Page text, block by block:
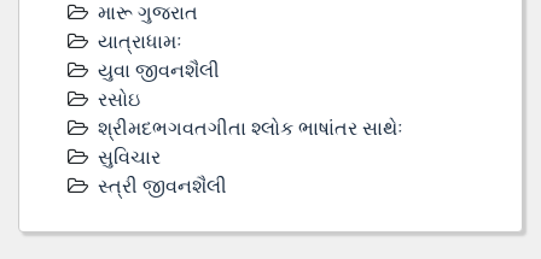
મારૂ ગુજરાત
યાત્રાધામઃ
યુવા જીવનશૈલી
રસોઇ
શ્રીમદભગવતગીતા શ્લોક ભાષાંતર સાથેઃ
સુવિચાર
સ્ત્રી જીવનશૈલી